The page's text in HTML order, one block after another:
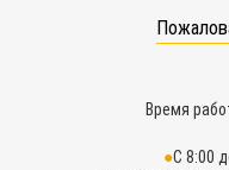
Время
С 8:00